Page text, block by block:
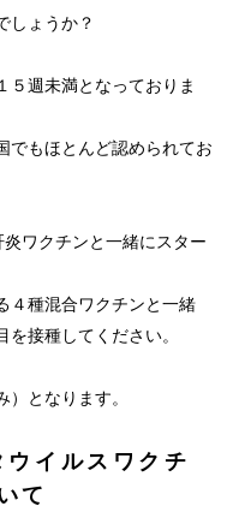
しょうか？
５週未満となっておりま
でもほとんど認められてお
ワクチンと一緒にスター
４種混合ワクチンと一緒
接種してください。
となります。
イルスワクチ
て